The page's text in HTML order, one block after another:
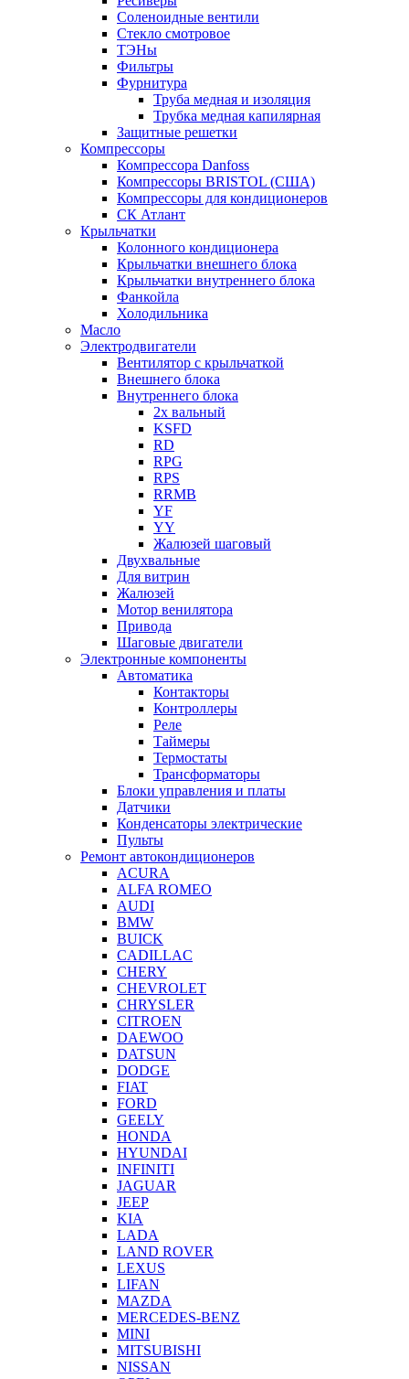
Соленоидные вентили
Стекло смотровое
ТЭНы
Фильтры
Фурнитура
Труба медная и изоляция
Трубка медная капилярная
Защитные решетки
Компрессоры
Компрессора Danfoss
Компрессоры BRISTOL (США)
Компрессоры для кондиционеров
СК Атлант
Крыльчатки
Колонного кондиционера
Крыльчатки внешнего блока
Крыльчатки внутреннего блока
Фанкойла
Холодильника
Масло
Электродвигатели
Вентилятор с крыльчаткой
Внешнего блока
Внутреннего блока
2х вальный
KSFD
RD
RPG
RPS
RRMB
YF
YY
Жалюзей шаговый
Двухвальные
Для витрин
Жалюзей
Мотор венилятора
Привода
Шаговые двигатели
Электронные компоненты
Автоматика
Контакторы
Контроллеры
Реле
Таймеры
Термостаты
Трансформаторы
Блоки управления и платы
Датчики
Конденсаторы электрические
Пульты
Ремонт автокондиционеров
ACURA
ALFA ROMEO
AUDI
BMW
BUICK
CADILLAC
CHERY
CHEVROLET
CHRYSLER
CITROEN
DAEWOO
DATSUN
DODGE
FIAT
FORD
GEELY
HONDA
HYUNDAI
INFINITI
JAGUAR
JEEP
KIA
LADA
LAND ROVER
LEXUS
LIFAN
MAZDA
MERCEDES-BENZ
MINI
MITSUBISHI
NISSAN